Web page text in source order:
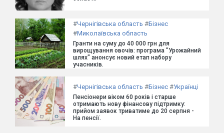
#Чернігівська область #Бізнес
#Миколаївська область
Гранти на суму до 40 000 грн для
вирощування овочів: програма "Урожайний
шлях" анонсує новий етап набору
учасників.
#Чернігівська область #Бізнес #Українці
Пенсіонери віком 60 років і старше
отримають нову фінансову підтримку:
прийом заявок триватиме до 20 серпня -
На пенсії.